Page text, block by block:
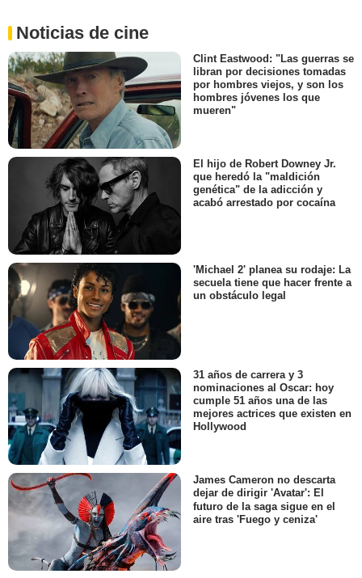
Noticias de cine
Clint Eastwood: "Las guerras se
libran por decisiones tomadas
por hombres viejos, y son los
hombres jóvenes los que
mueren"
El hijo de Robert Downey Jr.
que heredó la "maldición
genética" de la adicción y
acabó arrestado por cocaína
'Michael 2' planea su rodaje: La
secuela tiene que hacer frente a
un obstáculo legal
31 años de carrera y 3
nominaciones al Oscar: hoy
cumple 51 años una de las
mejores actrices que existen en
Hollywood
James Cameron no descarta
dejar de dirigir 'Avatar': El
futuro de la saga sigue en el
aire tras 'Fuego y ceniza'